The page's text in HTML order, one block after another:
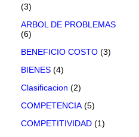
(3)
ARBOL DE PROBLEMAS
(6)
BENEFICIO COSTO (3)
BIENES (4)
Clasificacion (2)
COMPETENCIA (5)
COMPETITIVIDAD (1)